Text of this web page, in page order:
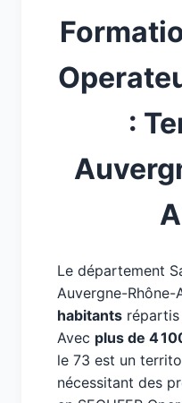
:
Le département
Auvergne-Rhône-
habitants
Avec plus de 4
le 73 est un
nécessitant des